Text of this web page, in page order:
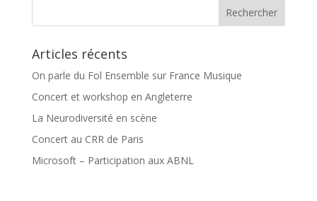
Articles récents
On parle du Fol Ensemble sur France Musique
Concert et workshop en Angleterre
La Neurodiversité en scène
Concert au CRR de Paris
Microsoft – Participation aux ABNL